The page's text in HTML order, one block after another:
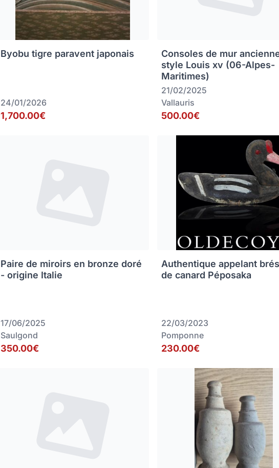
Byobu tigre paravent japonais
24/01/2026
1,700.00€
Consoles de mur
style Louis xv (06-Alpes-
Maritimes)
21/02/2025
Vallauris
500.00€
Paire de miroirs en bronze doré
- origine Italie
17/06/2025
Saulgond
350.00€
Authentique appelant
de canard Péposaka
22/03/2023
Pomponne
230.00€